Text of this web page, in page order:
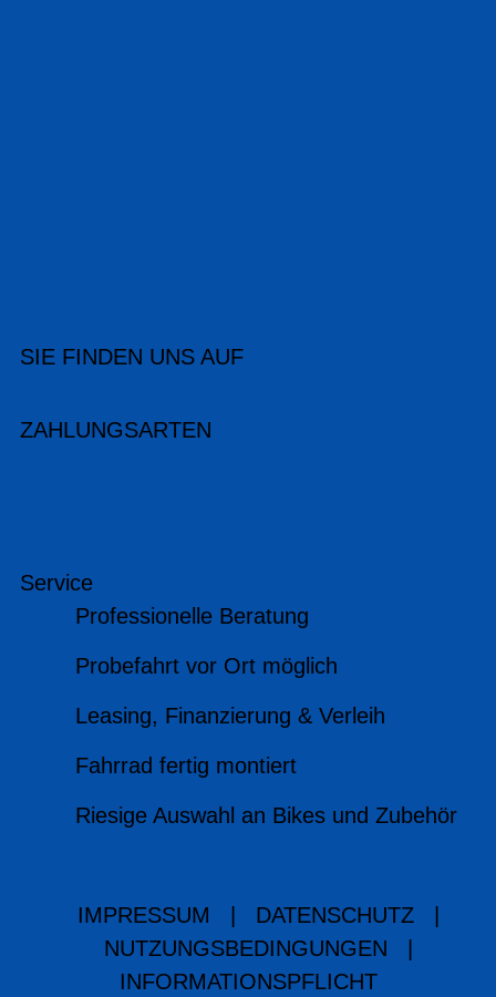
SIE FINDEN UNS AUF
ZAHLUNGSARTEN
Service
Professionelle Beratung
Probefahrt vor Ort möglich
Leasing, Finanzierung & Verleih
Fahrrad fertig montiert
Riesige Auswahl an Bikes und Zubehör
IMPRESSUM DATENSCHUTZ
NUTZUNGSBEDINGUNGEN
INFORMATIONSPFLICHT